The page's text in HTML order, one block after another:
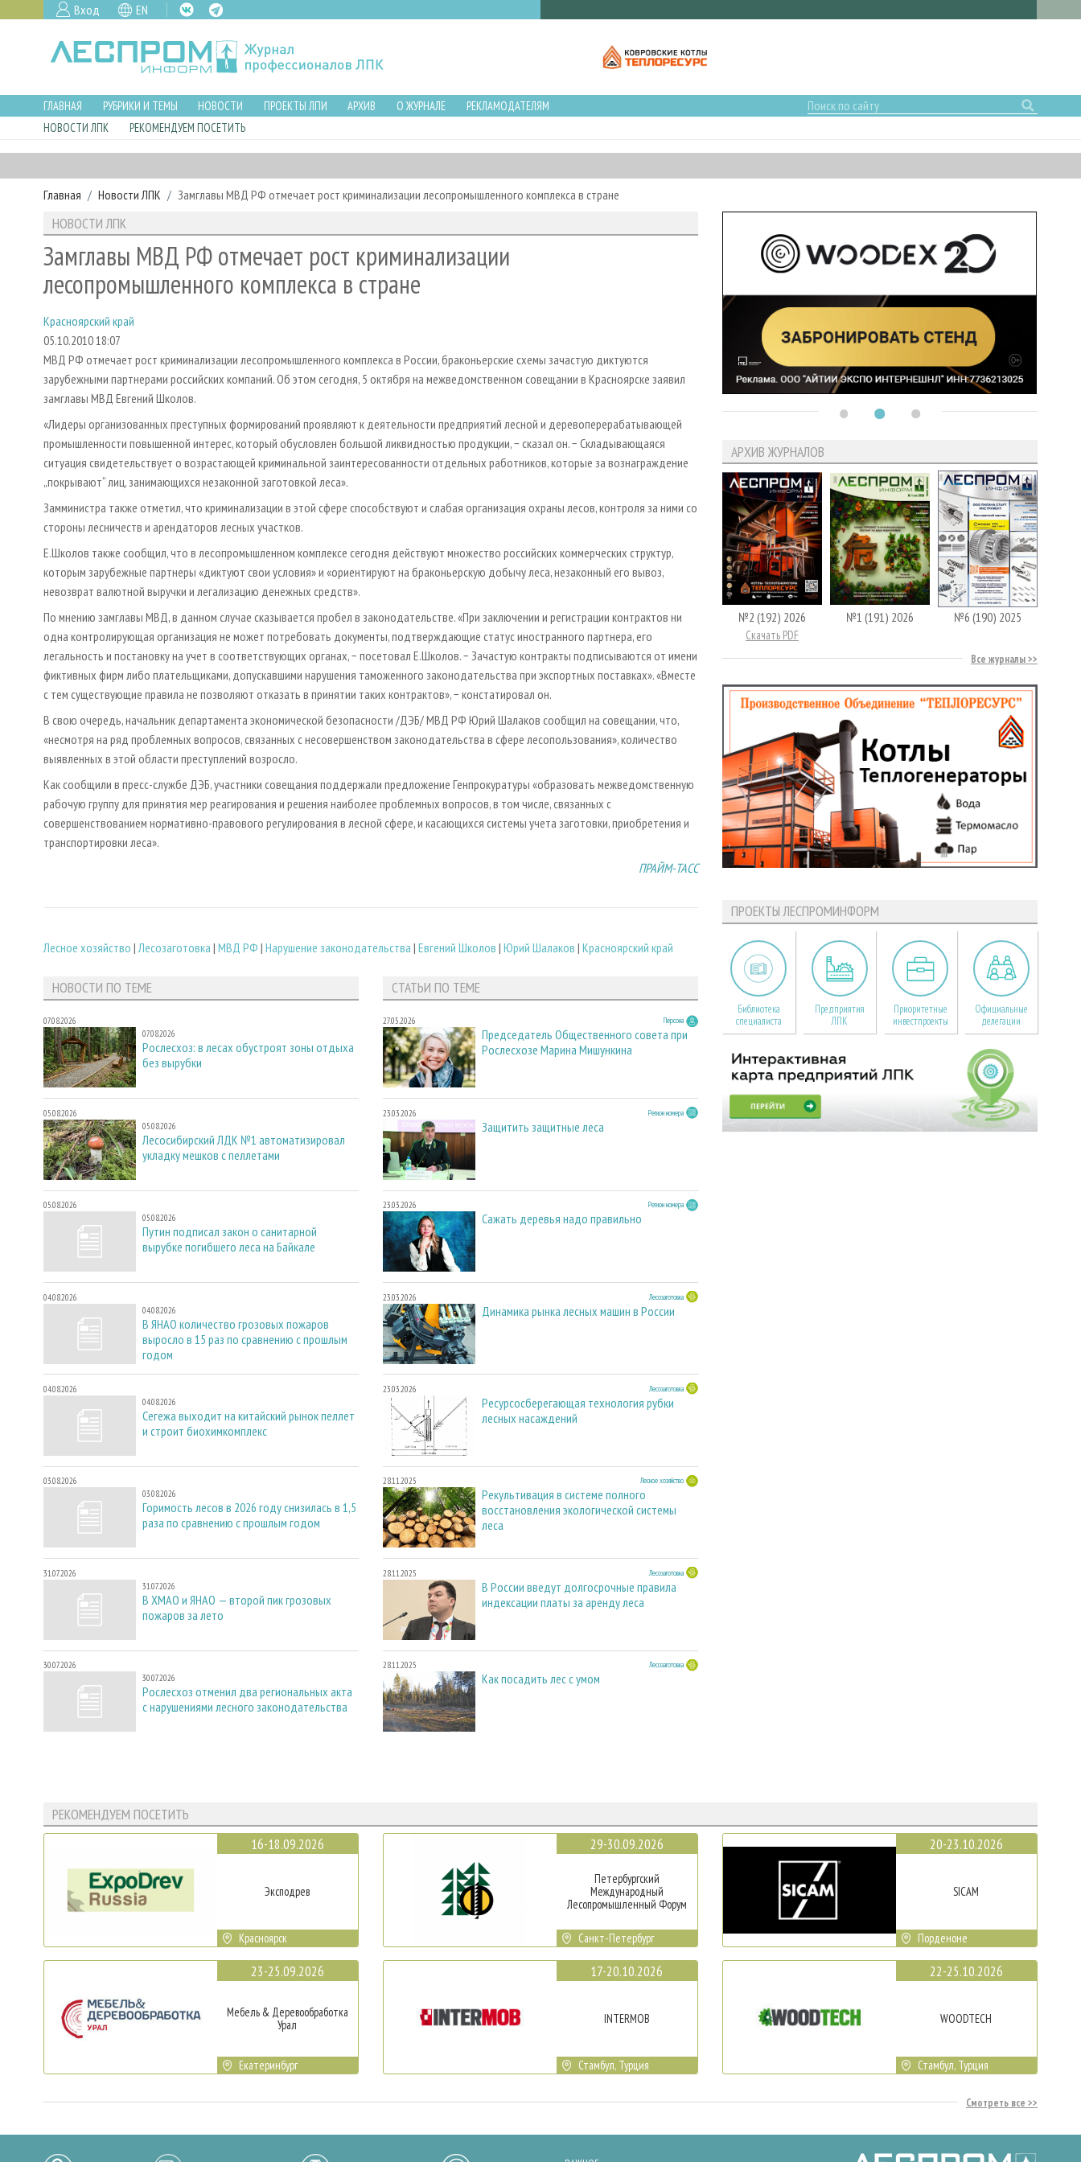
Вход EN
ГЛАВНАЯ РУБРИКИ И ТЕМЫ НОВОСТИ ПРОЕКТЫ ЛПИ АРХИВ О ЖУРНАЛЕ
РЕКЛАМОДАТЕЛЯМ
НОВОСТИ ЛПК
РЕКОМЕНДУЕМ ПОСЕТИТЬ
Главная Новости ЛПК Замглавы МВД РФ отмечает рост криминализации лесопромышленного комплекса в стране
НОВОСТИ ЛПК
Замглавы МВД РФ отмечает рост криминализации
лесопромышленного комплекса в стране
Красноярский край
05.10.2010 18:07
МВД РФ отмечает рост криминализации лесопромышленного комплекса в России, браконьерские схемы зачастую диктуются
зарубежными партнерами российских компаний. Об этом сегодня, 5 октября на межведомственном совещании в Красноярске заявил
замглавы МВД Евгений Школов.
«Лидеры организованных преступных формирований проявляют к деятельности предприятий лесной и деревоперерабатывающей
промышленности повышенной интерес, который обусловлен большой ликвидностью продукции, − сказал он. − Складывающаяся
ситуация свидетельствует о возрастающей криминальной заинтересованности отдельных работников, которые за вознаграждение
„покрывают“ лиц, занимающихся незаконной заготовкой леса».
Замминистра также отметил, что криминализации в этой сфере способствуют и слабая организация охраны лесов, контроля за ними со
стороны лесничеств и арендаторов лесных участков.
Е.Школов также сообщил, что в лесопромышленном комплексе сегодня действуют множество российских коммерческих структур,
которым зарубежные партнеры «диктуют свои условия» и «ориентируют на браконьерскую добычу леса, незаконный его вывоз,
невозврат валютной выручки и легализацию денежных средств».
По мнению замглавы МВД, в данном случае сказывается пробел в законодательстве. «При заключении и регистрации контрактов ни
одна контролирующая организация не может потребовать документы, подтверждающие статус иностранного партнера, его
легальность и постановку на учет в соответствующих органах, − посетовал Е.Школов. − Зачастую контракты подписываются от имени
фиктивных фирм либо плательщиками, допускавшими нарушения таможенного законодательства при экспортных поставках». «Вместе
с тем существующие правила не позволяют отказать в принятии таких контрактов», − констатировал он.
В свою очередь, начальник департамента экономической безопасности /ДЭБ/ МВД РФ Юрий Шалаков сообщил на совещании, что,
«несмотря на ряд проблемных вопросов, связанных с несовершенством законодательства в сфере лесопользования», количество
выявленных в этой области преступлений возросло.
Как сообщили в пресс-службе ДЭБ, участники совещания поддержали предложение Генпрокуратуры «образовать межведомственную
рабочую группу для принятия мер реагирования и решения наиболее проблемных вопросов, в том числе, связанных с
совершенствованием нормативно-правового регулирования в лесной сфере, и касающихся системы учета заготовки, приобретения и
транспортировки леса».
ПРАЙМ-ТАСС
Лесное хозяйство | Лесозаготовка | МВД РФ | Нарушение законодательства | Евгений Школов | Юрий Шалаков | Красноярский край
НОВОСТИ ПО ТЕМЕ
07.08.2026
07.08.2026
Рослесхоз: в лесах обустроят зоны отдыха
без вырубки
05.08.2026
05.08.2026
Лесосибирский ЛДК №1 автоматизировал
укладку мешков с пеллетами
05.08.2026
05.08.2026
Путин подписал закон о санитарной
вырубке погибшего леса на Байкале
04.08.2026
04.08.2026
В ЯНАО количество грозовых пожаров
выросло в 15 раз по сравнению с прошлым
годом
04.08.2026
04.08.2026
Сегежа выходит на китайский рынок пеллет
и строит биохимкомплекс
03.08.2026
03.08.2026
Горимость лесов в 2026 году снизилась в 1,5
раза по сравнению с прошлым годом
31.07.2026
31.07.2026
В ХМАО и ЯНАО — второй пик грозовых
пожаров за лето
30.07.2026
30.07.2026
Рослесхоз отменил два региональных акта
с нарушениями лесного законодательства
СТАТЬИ ПО ТЕМЕ
27.05.2026 Персона
Председатель Общественного совета при
Рослесхозе Марина Мишункина
23.03.2026 Регион номера
Защитить защитные леса
23.03.2026 Регион номера
Сажать деревья надо правильно
23.03.2026 Лесозаготовка
Динамика рынка лесных машин в России
23.03.2026 Лесозаготовка
Ресурсосберегающая технология рубки
лесных насаждений
28.11.2025 Лесное хозяйство
Рекультивация в системе полного
восстановления экологической системы
леса
28.11.2025 Лесозаготовка
В России введут долгосрочные правила
индексации платы за аренду леса
28.11.2025 Лесозаготовка
Как посадить лес с умом
АРХИВ ЖУРНАЛОВ
№2 (192) 2026
Скачать PDF
№1 (191) 2026 №6 (190) 2025
Все журналы
ПРОЕКТЫ ЛЕСПРОМИНФОРМ
Библиотека
специалиста
Предприятия
ЛПК
Приоритетные
инвестпроекты
Официальные
делегации
РЕКОМЕНДУЕМ ПОСЕТИТЬ
16-18.09.2026
Эксподрев
Красноярск
23-25.09.2026
Мебель & Деревообработка
Урал
Екатеринбург
29-30.09.2026
Петербургский
Международный
Лесопромышленный Форум
Санкт-Петербург
17-20.10.2026
INTERMOB
Стамбул, Турция
20-23.10.2026
SICAM
Порденоне
22-25.10.2026
WOODTECH
Стамбул, Турция
Смотреть все